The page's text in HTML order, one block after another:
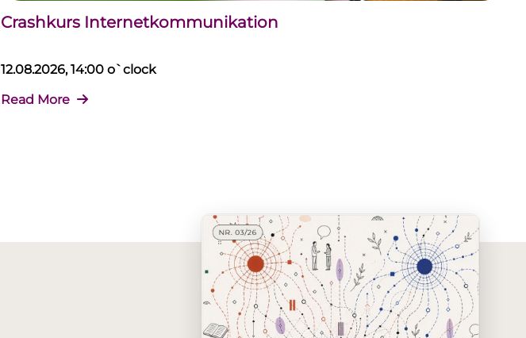
Crashkurs Internetkommunikation
12.08.2026, 14:00 o`clock
Read More